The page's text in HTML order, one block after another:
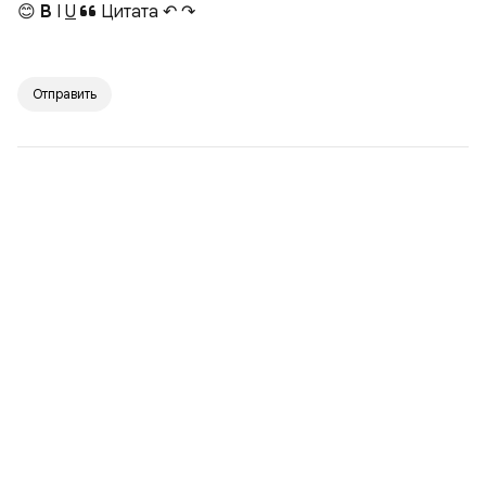
😊 B I U Цитата ↶ ↷
Отправить